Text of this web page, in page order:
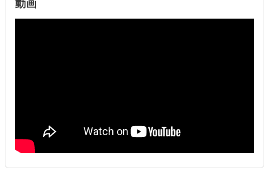
動画